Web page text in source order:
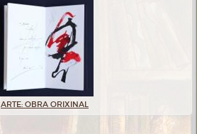
ARTE: OBRA ORIXINAL